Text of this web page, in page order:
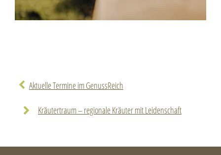
Aktuelle Termine im GenussReich
Kräutertraum – regionale Kräuter mit Leidenschaft